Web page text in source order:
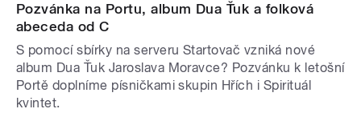
Pozvánka na Portu, album Dua Ťuk a folková
abeceda od C
S pomocí sbírky na serveru Startovač vzniká nové
album Dua Ťuk Jaroslava Moravce? Pozvánku k letošní
Portě doplníme písničkami skupin Hřích i Spirituál
kvintet.